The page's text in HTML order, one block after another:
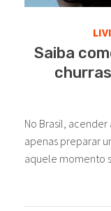
Saiba
No Brasil,
apenas preparar
aquele momento